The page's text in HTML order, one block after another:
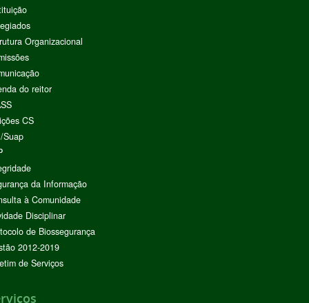
Organizacional
do reitor
CS
Suap
da Informação
à Comunidade
Disciplinar
de Biossegurança
2012-2019
de Serviços